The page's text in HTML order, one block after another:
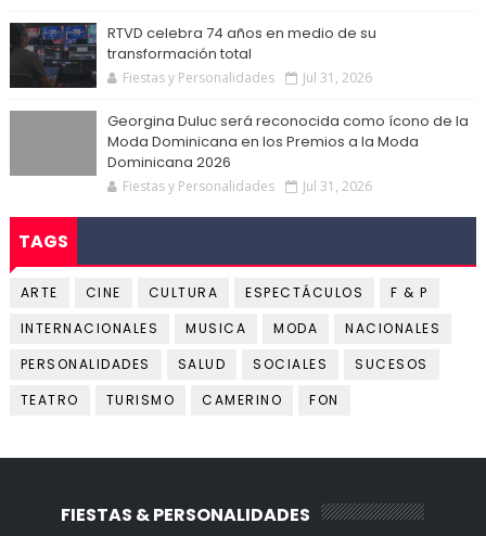
RTVD celebra 74 años en medio de su
transformación total
Fiestas y Personalidades Jul 31, 2026
Georgina Duluc será reconocida como ícono de la
Moda Dominicana en los Premios a la Moda
Dominicana 2026
Fiestas y Personalidades Jul 31, 2026
TAGS
ARTE CINE CULTURA ESPECTÁCULOS
F & P
INTERNACIONALES
MUSICA MODA
NACIONALES
PERSONALIDADES
SALUD SOCIALES
SUCESOS
TEATRO
TURISMO CAMERINO FON
FIESTAS & PERSONALIDADES